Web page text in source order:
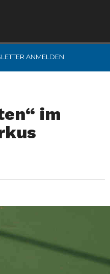
ANMELDEN
im